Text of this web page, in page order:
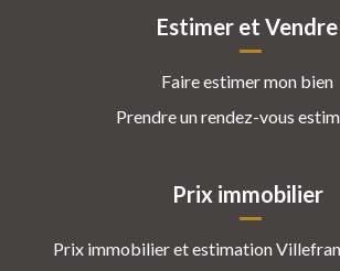
Estimer et Vendre
Faire estimer mon bien
Prendre un rendez-vous
Prix immobilier
Prix immobilier et estimation